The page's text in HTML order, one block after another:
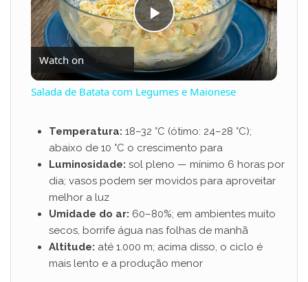
P
l
y
i
Watch on
Salada de Batata com Legumes e Maionese
Temperatura: 18–32 °C (ótimo: 24–28 °C);
abaixo de 10 °C o crescimento para
Luminosidade: sol pleno — mínimo 6 horas por
dia; vasos podem ser movidos para aproveitar
melhor a luz
Umidade do ar: 60–80%; em ambientes muito
secos, borrife água nas folhas de manhã
Altitude: até 1.000 m; acima disso, o ciclo é
mais lento e a produção menor